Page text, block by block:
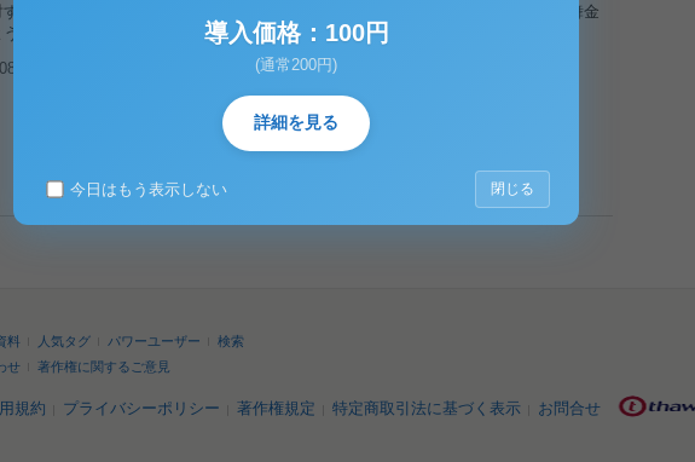
する慶弔見舞金の支給について定めるものである。 （受給手続） 第２条 慶弔見舞金
とする場合、支給対象になる事項の発生について、当該従業員が...
09/24
料 人気タグ パワーユーザー
検索
せ 著作権に関するご意見
規約 プライバシーポリシー 著作権規定 特定商取引法に基づく表示 お問合せ
導入価格：100円
(通常200円)
詳細を見る
今日はもう表示しない 閉じる